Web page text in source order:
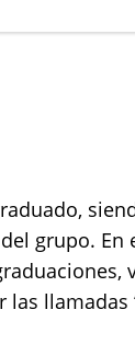
grupo.
llamadas